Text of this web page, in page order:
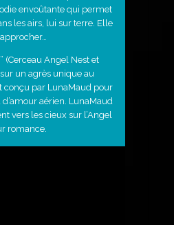
envoûtante qui permet
les airs, lui sur terre. Elle
(Cerceau Angel Nest et
un agrès unique au
conçu par LunaMaud pour
aérien. LunaMaud
vers les cieux sur l’Angel
romance.